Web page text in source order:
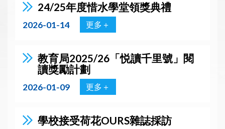
24/25年度惜水學堂領獎典禮
2026-01-14 更多＋
教育局2025/26「悦讀千里號」閱
讀獎勵計劃
2026-01-09 更多＋
學校接受荷花OURS雜誌採訪